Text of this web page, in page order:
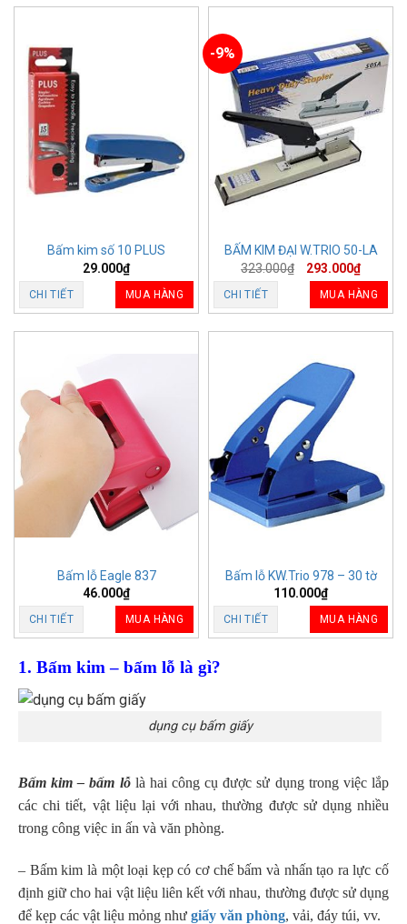
1. Bấm kim – bấm lỗ là gì?
dụng cụ bấm giấy
Bấm kim – bấm lỗlà hai công cụ được sử dụng trong việc lắp
các chi tiết, vật liệu lại với nhau, thường được sử dụng nhiều
trong công việc in ấn và văn phòng.
– Bấm kim là một loại kẹp có cơ chế bấm và nhấn tạo ra lực cố
định giữ cho hai vật liệu liên kết với nhau, thường được sử dụng
để kẹp các vật liệu mỏng như giấy văn phòng, vải, đáy túi, vv.
Bấm kim số 10 PLUS
29.000₫
CHI TIẾT MUA HÀNG
-9%
BẤM KIM ĐẠI W.TRIO 50-LA
323.000₫ 293.000₫
CHI TIẾT MUA HÀNG
Bấm lỗ Eagle 837
46.000₫
CHI TIẾT MUA HÀNG
Bấm lỗ KW.Trio 978 – 30 tờ
110.000₫
CHI TIẾT MUA HÀNG